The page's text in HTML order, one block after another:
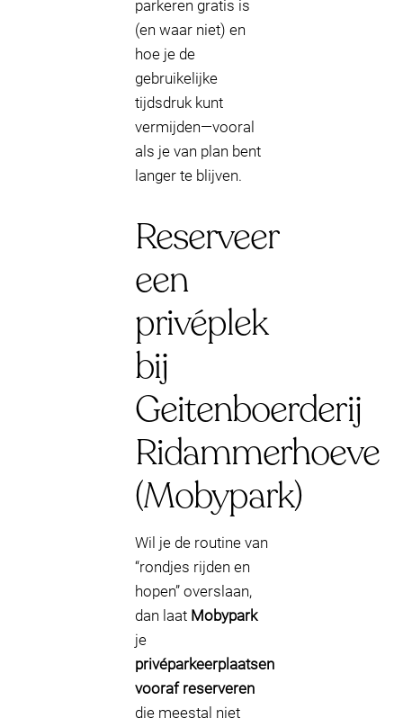
parkeren gratis is
(en waar niet) en
hoe je de
gebruikelijke
tijdsdruk kunt
vermijden—vooral
als je van plan bent
langer te blijven.
Reserveer
een
privéplek
bij
Geitenboerderij
Ridammerhoeve
(Mobypark)
Wil je de routine van
“rondjes rijden en
hopen” overslaan,
dan laat Mobypark
je
privéparkeerplaatsen
vooraf reserveren
die meestal niet